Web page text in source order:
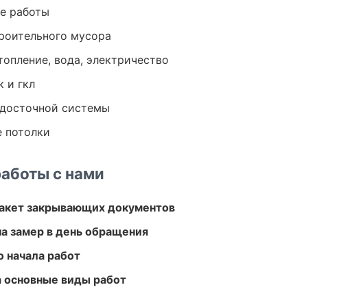
работы
мусора
вода, электричество
и гкл
системы
с нами
закрывающих документов
замер в день обращения
работ
основные виды работ